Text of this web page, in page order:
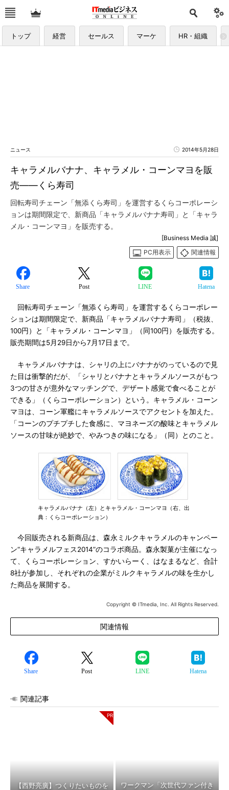
トップ 経営 セールス マーケ HR・組織
ニュース 2014年5月28日
キャラメルバナナ、キャラメル・コーンマヨを販
売――くら寿司
回転寿司チェーン「無添くら寿司」を運営するくらコーポレーシ
ョンは期間限定で、新商品「キャラメルバナナ寿司」と「キャラ
メル・コーンマヨ」を販売する。
[Business Media 誠]
PC用表示
関連情報
Share Post LINE Hatena
回転寿司チェーン「無添くら寿司」を運営するくらコーポレー
ションは期間限定で、新商品「キャラメルバナナ寿司」（税抜、
100円）と「キャラメル・コーンマヨ」（同100円）を販売する。
販売期間は5月29日から7月17日まで。
キャラメルバナナは、シャリの上にバナナがのっているので見
た目は衝撃的だが、「シャリとバナナとキャラメルソースがもつ
3つの甘さが意外なマッチングで、デザート感覚で食べることが
できる」（くらコーポレーション）という。キャラメル・コーン
マヨは、コーン軍艦にキャラメルソースでアクセントを加えた。
「コーンのプチプチした食感に、マヨネーズの酸味とキャラメル
ソースの甘味が絶妙で、やみつきの味になる」（同）とのこと。
キャラメルバナナ（左）とキャラメル・コーンマヨ（右、出
典：くらコーポレーション）
今回販売される新商品は、森永ミルクキャラメルのキャンペー
ン“キャラメルフェス2014”のコラボ商品。森永製菓が主催になっ
て、くらコーポレーション、すかいらーく、はなまるなど、合計
8社が参加し、それぞれの企業がミルクキャラメルの味を生かし
た商品を展開する。
Copyright © ITmedia, Inc. All Rights Reserved.
関連情報
Share Post LINE Hatena
関連記事
【西野亮廣】つくりたいものを
ワークマン「次世代ファン付き